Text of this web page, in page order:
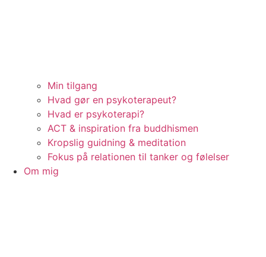
Min tilgang
Hvad gør en psykoterapeut?
Hvad er psykoterapi?
ACT & inspiration fra buddhismen
Kropslig guidning & meditation
Fokus på relationen til tanker og følelser
Om mig